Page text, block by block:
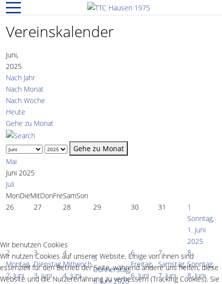
Mobile Menu Toggle
Vereinskalender
Juni,
2025
Nach Jahr
Nach Monat
Nach Woche
Heute
Gehe zu Monat
Gehe zu Monat
Mai
Juni 2025
Juli
MonDieMitDonFreSamSon
26
27 28 29 30 31
1
Sonntag,
1. Juni
2025
2
Montag,
2. Juni
3
Dienstag,
3. Juni
4
Mittwoch,
4. Juni
5
Donnerstag,
5. Juni 2025
6
Freitag,
6. Juni
7
Samstag,
7. Juni
8
Sonntag,
8. Juni
Wir benutzen Cookies
Wir nutzen Cookies auf unserer Website. Einige von ihnen sind
essenziell für den Betrieb der Seite, während andere uns helfen, diese
Website und die Nutzererfahrung zu verbessern (Tracking Cookies). Sie